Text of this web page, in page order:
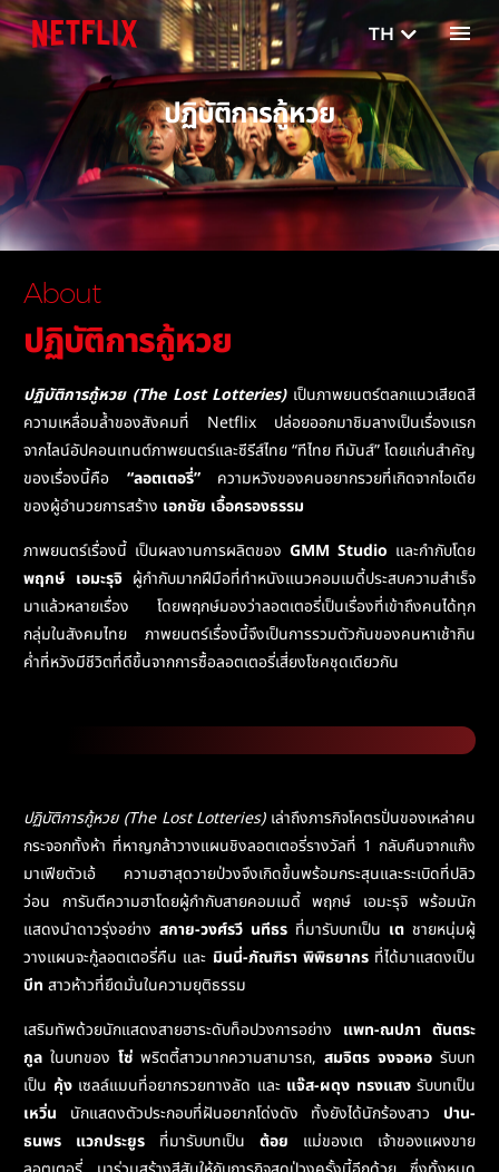
TH
EN
ปฏิบัติการกู้หวย
About
ปฏิบัติการกู้หวย
ปฏิบัติการกู้หวย (The Lost Lotteries)เป็นภาพยนตร์ตลกแนวเสียดสี
ความเหลื่อมล้ำของสังคมที่ Netflix ปล่อยออกมาชิมลางเป็นเรื่องแรก
จากไลน์อัปคอนเทนต์ภาพยนตร์และซีรีส์ไทย “ทีไทย ทีมันส์” โดยแก่นสำคัญ
ของเรื่องนี้คือ “ลอตเตอรี่”ความหวังของคนอยากรวยที่เกิดจากไอเดีย
ของผู้อำนวยการสร้าง เอกชัย เอื้อครองธรรม
ภาพยนตร์เรื่องนี้ เป็นผลงานการผลิตของ GMM Studio และกำกับโดย
พฤกษ์ เอมะรุจิผู้กำกับมากฝีมือที่ทำหนังแนวคอมเมดี้ประสบความสำเร็จ
มาแล้วหลายเรื่อง โดยพฤกษ์มองว่าลอตเตอรี่เป็นเรื่องที่เข้าถึงคนได้ทุก
กลุ่มในสังคมไทย ภาพยนตร์เรื่องนี้จึงเป็นการรวมตัวกันของคนหาเช้ากิน
ค่ำที่หวังมีชีวิตที่ดีขึ้นจากการซื้อลอตเตอรี่เสี่ยงโชคชุดเดียวกัน
ปฏิบัติการกู้หวย (The Lost Lotteries)เล่าถึงภารกิจโคตรปั่นของเหล่าคน
กระจอกทั้งห้า ที่หาญกล้าวางแผนชิงลอตเตอรี่รางวัลที่ 1 กลับคืนจากแก๊ง
มาเฟียตัวเอ้ ความฮาสุดวายป่วงจึงเกิดขึ้นพร้อมกระสุนและระเบิดที่ปลิว
ว่อน การันตีความฮาโดยผู้กำกับสายคอมเมดี้ พฤกษ์ เอมะรุจิ พร้อมนัก
แสดงนำดาวรุ่งอย่าง สกาย-วงศ์รวี นทีธร ที่มารับบทเป็น เต ชายหนุ่มผู้
วางแผนจะกู้ลอตเตอรี่คืน และ มินนี่-ภัณฑิรา พิพิธยากรที่ได้มาแสดงเป็น
บีท สาวห้าวที่ยึดมั่นในความยุติธรรม
เสริมทัพด้วยนักแสดงสายฮาระดับท็อปวงการอย่าง แพท-ณปภา ตันตระ
กูล ในบทของ โซ่ พริตตี้สาวมากความสามารถ, สมจิตร จงจอหอ รับบท
เป็น คุ้ง เซลล์แมนที่อยากรวยทางลัด และ แจ๊ส-ผดุง ทรงแสงรับบทเป็น
เหวิ่น นักแสดงตัวประกอบที่ฝันอยากโด่งดัง ทั้งยังได้นักร้องสาว ปาน-
ธนพร แวกประยูร ที่มารับบทเป็น ต้อย แม่ของเต เจ้าของแผงขาย